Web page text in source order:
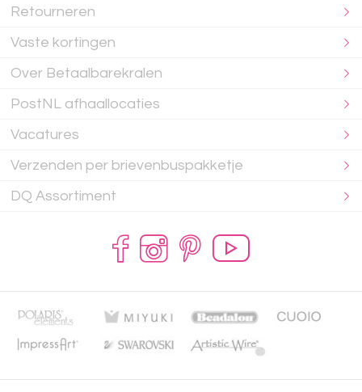
Retourneren
Vaste kortingen
Over Betaalbarekralen
PostNL afhaallocaties
Vacatures
Verzenden per brievenbuspakketje
DQ Assortiment